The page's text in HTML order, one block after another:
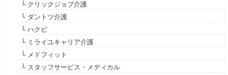
└ クリックジョブ介護
└ ダントツ介護
└ ハクビ
└ ミライユキャリア介護
└ メドフィット
└ スタッフサービス・メディカル